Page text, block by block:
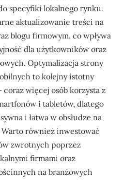
specyfiki lokalnego rynku.
aktualizowanie treści na
blogu firmowym, co wpływa
dla użytkowników oraz
Optymalizacja strony
to kolejny istotny
coraz więcej osób korzysta z
i tabletów, dlatego
i łatwa w obsłudze na
również inwestować
zwrotnych poprzez
firmami oraz
na branżowych